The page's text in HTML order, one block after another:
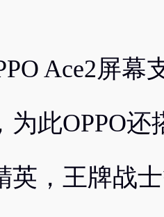
Ace2屏幕
为此OPPO还
英，王牌战